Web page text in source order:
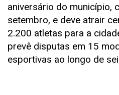
aniversário do município,
setembro, e deve atrair
2.200 atletas para a
prevê disputas em 15
esportivas ao longo de